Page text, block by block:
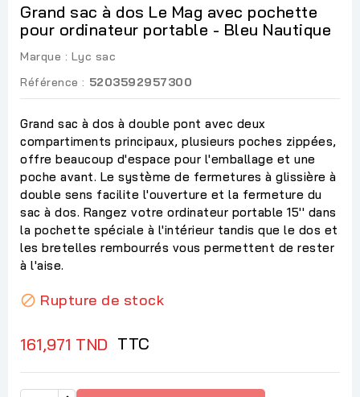
Grand sac à dos Le Mag avec pochette
pour ordinateur portable - Bleu Nautique
Marque : Lyc sac
Référence : 5203592957300
Grand sac à dos à double pont avec deux
compartiments principaux, plusieurs poches zippées,
offre beaucoup d'espace pour l'emballage et une
poche avant. Le système de fermetures à glissière à
double sens facilite l'ouverture et la fermeture du
sac à dos. Rangez votre ordinateur portable 15'' dans
la pochette spéciale à l'intérieur tandis que le dos et
les bretelles rembourrés vous permettent de rester
à l'aise.
 Rupture de stock
161,971 TND TTC